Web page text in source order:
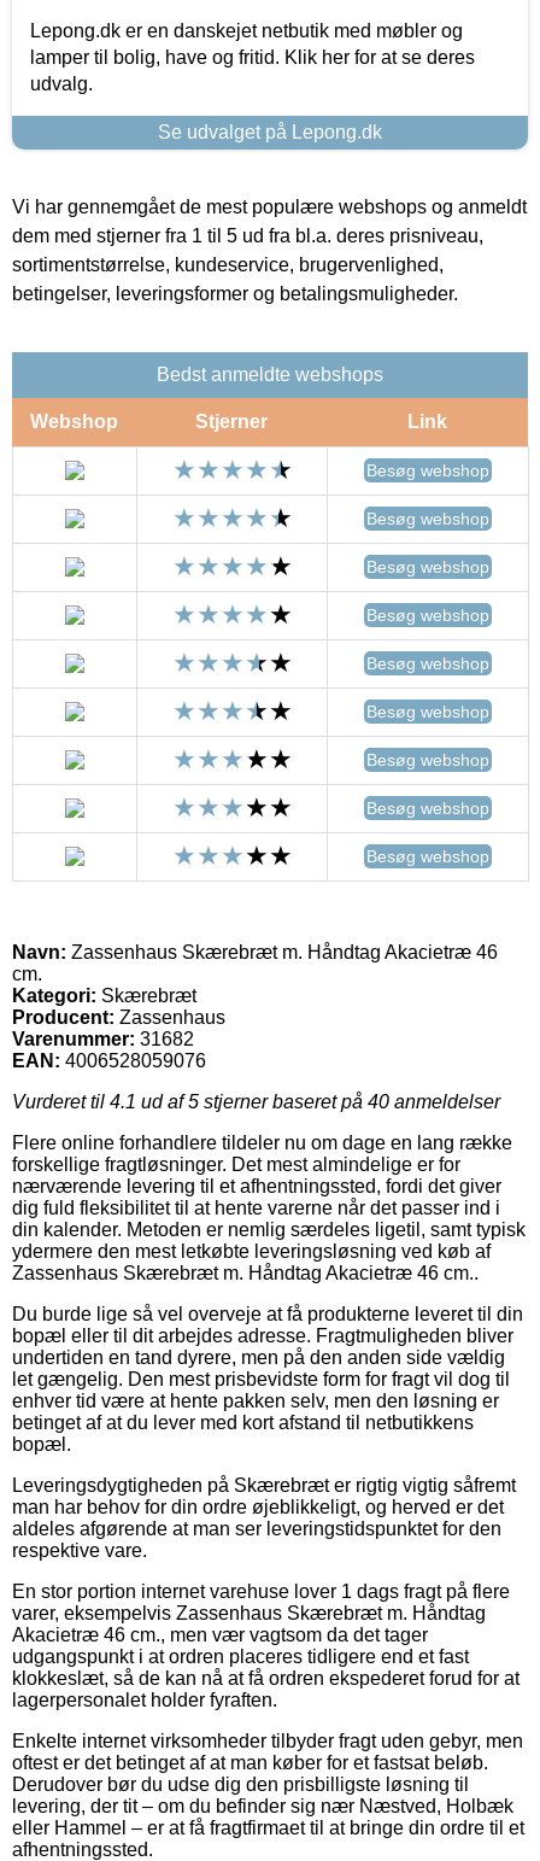
Lepong.dk er en danskejet netbutik med møbler og
lamper til bolig, have og fritid. Klik her for at se deres
udvalg.
Se udvalget på Lepong.dk
Vi har gennemgået de mest populære webshops og anmeldt
dem med stjerner fra 1 til 5 ud fra bl.a. deres prisniveau,
sortimentstørrelse, kundeservice, brugervenlighed,
betingelser, leveringsformer og betalingsmuligheder.
Bedst anmeldte webshops
Webshop Stjerner Link
Besøg webshop
Besøg webshop
Besøg webshop
Besøg webshop
Besøg webshop
Besøg webshop
Besøg webshop
Besøg webshop
Besøg webshop
Navn: Zassenhaus Skærebræt m. Håndtag Akacietræ 46
cm.
Kategori: Skærebræt
Producent: Zassenhaus
Varenummer: 31682
EAN: 4006528059076
Vurderet til 4.1 ud af 5 stjerner baseret på 40 anmeldelser
Flere online forhandlere tildeler nu om dage en lang række
forskellige fragtløsninger. Det mest almindelige er for
nærværende levering til et afhentningssted, fordi det giver
dig fuld fleksibilitet til at hente varerne når det passer ind i
din kalender. Metoden er nemlig særdeles ligetil, samt typisk
ydermere den mest letkøbte leveringsløsning ved køb af
Zassenhaus Skærebræt m. Håndtag Akacietræ 46 cm..
Du burde lige så vel overveje at få produkterne leveret til din
bopæl eller til dit arbejdes adresse. Fragtmuligheden bliver
undertiden en tand dyrere, men på den anden side vældig
let gængelig. Den mest prisbevidste form for fragt vil dog til
enhver tid være at hente pakken selv, men den løsning er
betinget af at du lever med kort afstand til netbutikkens
bopæl.
Leveringsdygtigheden på Skærebræt er rigtig vigtig såfremt
man har behov for din ordre øjeblikkeligt, og herved er det
aldeles afgørende at man ser leveringstidspunktet for den
respektive vare.
En stor portion internet varehuse lover 1 dags fragt på flere
varer, eksempelvis Zassenhaus Skærebræt m. Håndtag
Akacietræ 46 cm., men vær vagtsom da det tager
udgangspunkt i at ordren placeres tidligere end et fast
klokkeslæt, så de kan nå at få ordren ekspederet forud for at
lagerpersonalet holder fyraften.
Enkelte internet virksomheder tilbyder fragt uden gebyr, men
oftest er det betinget af at man køber for et fastsat beløb.
Derudover bør du udse dig den prisbilligste løsning til
levering, der tit – om du befinder sig nær Næstved, Holbæk
eller Hammel – er at få fragtfirmaet til at bringe din ordre til et
afhentningssted.